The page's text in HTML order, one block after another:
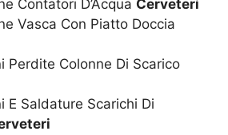
Contatori D’Acqua Cerveteri
Vasca Con Piatto Doccia
Perdite Colonne Di Scarico
E Saldature Scarichi Di